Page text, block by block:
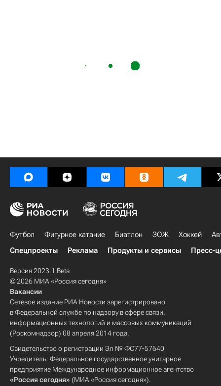
Футбол Фигурное катание Биатлон ЗОЖ Хоккей
Спецпроекты
Реклама Продукты и сервисы Пресс-
Версия 2023.1 Beta
© 2026 МИА «Россия сегодня»
Вакансии
Сетевое издание РИА Новости зарегистрировано
в Федеральной службе по надзору в сфере связи,
информационных технологий и массовых коммуникаций
(Роскомнадзор) 08 апреля 2014 года.
Свидетельство о регистрации Эл № ФС77-57640
Учредитель: Федеральное государственное унитарное
предприятие Международное информационное агентство
«Россия сегодня» (МИА «Россия сегодня»).